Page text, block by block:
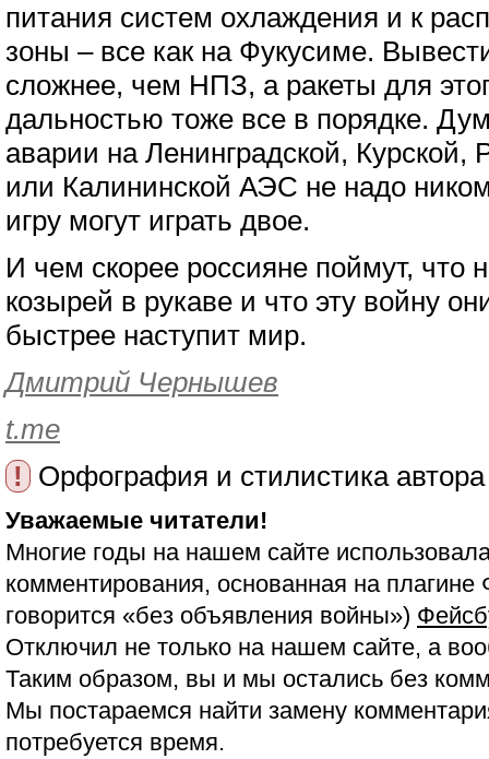
питания систем охлаждения и к
зоны – все как на Фукусиме.
сложнее, чем НПЗ, а ракеты для
дальностью тоже все в порядке.
аварии на Ленинградской, Курской,
или Калининской АЭС не надо
игру могут играть двое.
И чем скорее россияне поймут, что
козырей в рукаве и что эту войну
быстрее наступит мир.
Дмитрий Чернышев
t.me
!
Орфография и стилистика
Уважаемые читатели!
Многие годы на нашем сайте
комментирования, основанная на
говорится «без объявления войны»)
Отключил не только на нашем сайте, а
Таким образом, вы и мы остались без
Мы постараемся найти замену
потребуется время.